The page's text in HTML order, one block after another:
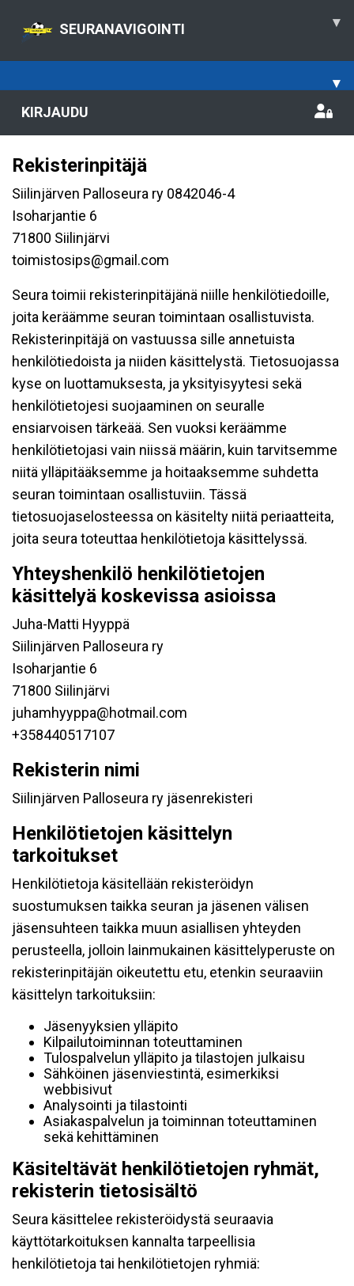
SEURANAVIGOINTI ▾
▾
KIRJAUDU
Rekisterinpitäjä
Siilinjärven Palloseura ry 0842046-4
Isoharjantie 6
71800 Siilinjärvi
toimistosips@gmail.com
Seura toimii rekisterinpitäjänä niille henkilötiedoille,
joita keräämme seuran toimintaan osallistuvista.
Rekisterinpitäjä on vastuussa sille annetuista
henkilötiedoista ja niiden käsittelystä. Tietosuojassa
kyse on luottamuksesta, ja yksityisyytesi sekä
henkilötietojesi suojaaminen on seuralle
ensiarvoisen tärkeää. Sen vuoksi keräämme
henkilötietojasi vain niissä määrin, kuin tarvitsemme
niitä ylläpitääksemme ja hoitaaksemme suhdetta
seuran toimintaan osallistuviin. Tässä
tietosuojaselosteessa on käsitelty niitä periaatteita,
joita seura toteuttaa henkilötietoja käsittelyssä.
Yhteyshenkilö henkilötietojen
käsittelyä koskevissa asioissa
Juha-Matti Hyyppä
Siilinjärven Palloseura ry
Isoharjantie 6
71800 Siilinjärvi
juhamhyyppa@hotmail.com
+358440517107
Rekisterin nimi
Siilinjärven Palloseura ry jäsenrekisteri
Henkilötietojen käsittelyn
tarkoitukset
Henkilötietoja käsitellään rekisteröidyn
suostumuksen taikka seuran ja jäsenen välisen
jäsensuhteen taikka muun asiallisen yhteyden
perusteella, jolloin lainmukainen käsittelyperuste on
rekisterinpitäjän oikeutettu etu, etenkin seuraaviin
käsittelyn tarkoituksiin:
Jäsenyyksien ylläpito
Kilpailutoiminnan toteuttaminen
Tulospalvelun ylläpito ja tilastojen julkaisu
Sähköinen jäsenviestintä, esimerkiksi
webbisivut
Analysointi ja tilastointi
Asiakaspalvelun ja toiminnan toteuttaminen
sekä kehittäminen
Käsiteltävät henkilötietojen ryhmät,
rekisterin tietosisältö
Seura käsittelee rekisteröidystä seuraavia
käyttötarkoituksen kannalta tarpeellisia
henkilötietoja tai henkilötietojen ryhmiä: